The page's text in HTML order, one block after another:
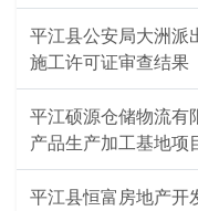
平江县公安局大洲派
施工许可证审查结果
平江硕源仓储物流有
产品生产加工基地项
平江县恒富房地产开